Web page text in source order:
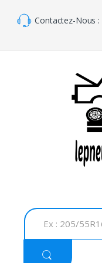
Contactez-Nous :
S
e